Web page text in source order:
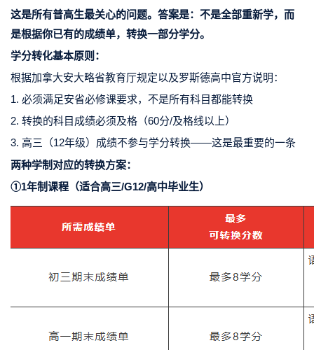
这是所有普高生最关心的问题。答案是：不是全部重新学，而
是根据你已有的成绩单，转换一部分学分。
学分转化基本原则：
根据加拿大安大略省教育厅规定以及罗斯德高中官方说明：
1. 必须满足安省必修课要求，不是所有科目都能转换
2. 转换的科目成绩必须及格（60分/及格线以上）
3. 高三（12年级）成绩不参与学分转换——这是最重要的一条
两种学制对应的转换方案：
①1年制课程（适合高三/G12/高中毕业生）